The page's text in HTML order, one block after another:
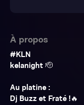
À propos
#KLN
kelanight 🫡
Au platine :
Dj Buzz et Fraté !🔥